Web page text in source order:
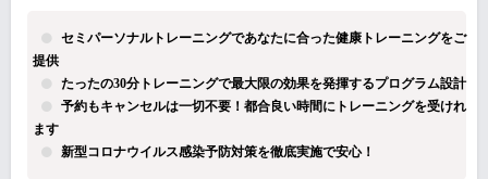
セミパーソナルトレーニングであなたに合った健康トレーニングをご
提供
たったの30分トレーニングで最大限の効果を発揮するプログラム設計
予約もキャンセルは一切不要！都合良い時間にトレーニングを受けれ
ます
新型コロナウイルス感染予防対策を徹底実施で安心！